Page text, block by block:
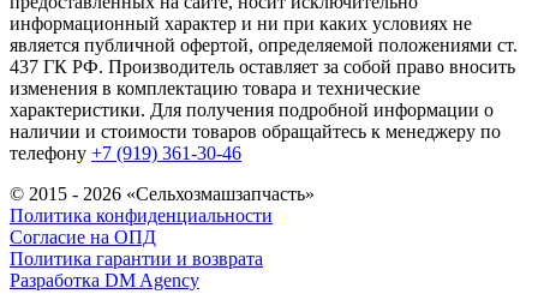
информационный характер и ни при каких условиях не
является публичной офертой, определяемой положениями ст.
437 ГК РФ. Производитель оставляет за собой право вносить
изменения в комплектацию товара и технические
характеристики. Для получения подробной информации о
наличии и стоимости товаров обращайтесь к менеджеру по
телефону +7 (919) 361-30-46
© 2015 - 2026 «Сельхозмашзапчасть»
Политика конфиденциальности
Согласие на ОПД
Политика гарантии и возврата
Разработка DM Agency